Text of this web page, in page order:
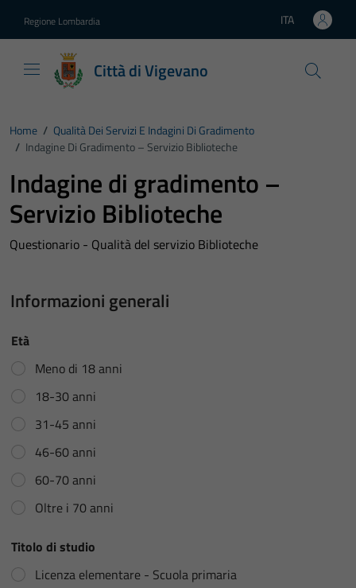
Regione Lombardia Lingua attiva:
ITA
Città di Vigevano
Home / Qualità Dei Servizi E Indagini Di Gradimento
/ Indagine Di Gradimento – Servizio Biblioteche
Indagine di gradimento –
Servizio Biblioteche
Questionario - Qualità del servizio Biblioteche
Informazioni generali
Età
Meno di 18 anni
18-30 anni
31-45 anni
46-60 anni
60-70 anni
Oltre i 70 anni
Titolo di studio
Licenza elementare - Scuola primaria